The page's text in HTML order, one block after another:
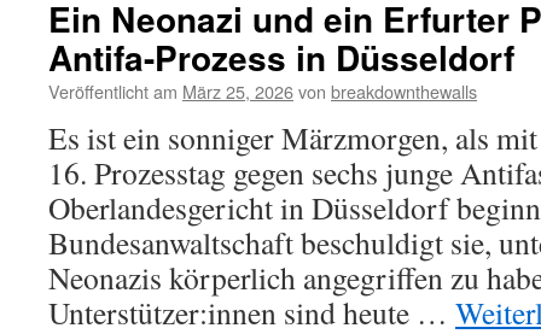
Ein Neonazi und ein Erfurter
Antifa-Prozess in Düsseldorf
Veröffentlicht am März 25, 2026von breakdownthewalls
Es ist ein sonniger Märzmorgen, als
16. Prozesstag gegen sechs junge
Oberlandesgericht in Düsseldorf
Bundesanwaltschaft beschuldigt sie,
Neonazis körperlich angegriffen zu
Unterstützer:innen sind heute …